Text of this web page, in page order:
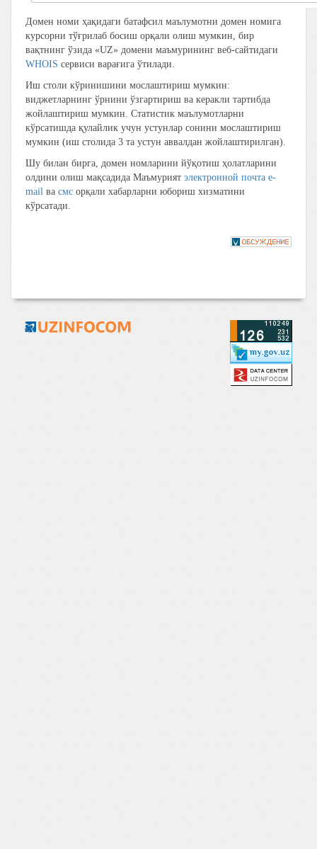
Домен номи ҳақидаги батафсил маълумотни домен номига
курсорни тўғрилаб босиш орқали олиш мумкин, бир
вақтнинг ўзида «UZ» домени маъмурининг веб-сайтидаги
WHOIS сервиси варағига ўтилади.
Иш столи кўринишини мослаштириш мумкин:
виджетларнинг ўрнини ўзгартириш ва керакли тартибда
жойлаштириш мумкин. Статистик маълумотларни
кўрсатишда қулайлик учун устунлар сонини мослаштириш
мумкин (иш столида 3 та устун аввалдан жойлаштирилган).
Шу билан бирга, домен номларини йўқотиш ҳолатларини
олдини олиш мақсадида Маъмурият электронной почта e-
mail ва смс орқали хабарларни юбориш хизматини
кўрсатади.